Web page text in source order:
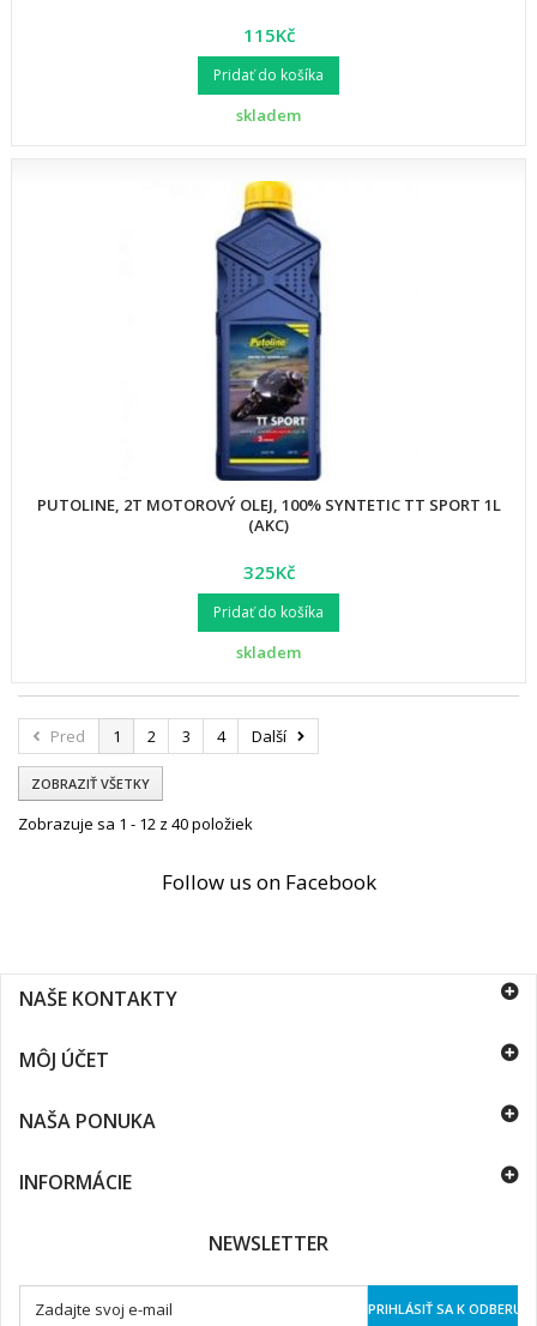
115Kč
Pridať do košíka
skladem
PUTOLINE, 2T MOTOROVÝ OLEJ, 100% SYNTETIC TT SPORT 1L
(AKC)
325Kč
Pridať do košíka
skladem
Pred 1 2 3 4 Další
ZOBRAZIŤ VŠETKY
Zobrazuje sa 1 - 12 z 40 položiek
Follow us on Facebook
NAŠE KONTAKTY
MÔJ ÚČET
NAŠA PONUKA
INFORMÁCIE
NEWSLETTER
PRIHLÁSIŤ SA K ODBERU